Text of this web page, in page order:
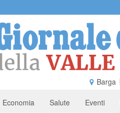
Barga
Economia Salute Eventi